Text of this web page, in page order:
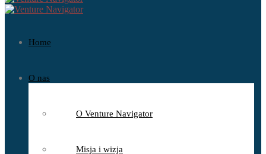
Home
O nas
O Venture Navigator
Misja i wizja